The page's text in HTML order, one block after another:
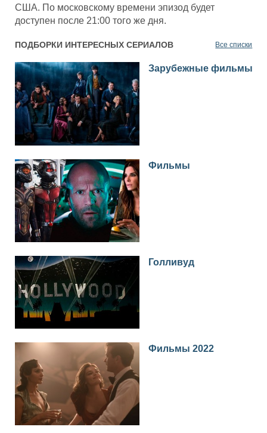
США. По московскому времени эпизод будет
доступен после 21:00 того же дня.
ПОДБОРКИ ИНТЕРЕСНЫХ СЕРИАЛОВ Все списки
Зарубежные фильмы
Фильмы
Голливуд
Фильмы 2022